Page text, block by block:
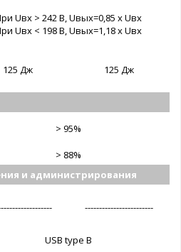
Uвх > 242 В, Uвых=0,85 x Uвх
Uвх < 198 В, Uвых=1,18 x Uвх
125 Дж 125 Дж
> 95%
> 88%
и администрирования
------------------------
USB type B